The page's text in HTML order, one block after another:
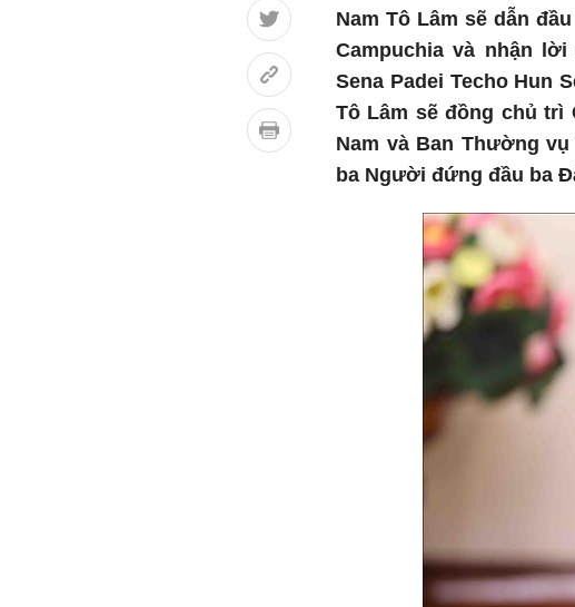
Nam Tô Lâm sẽ dẫn
Campuchia và nhận
Sena Padei Techo Hun
Tô Lâm sẽ đồng chủ trì
Nam và Ban Thường
ba Người đứng đầu ba